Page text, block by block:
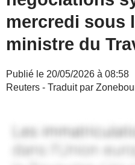
mercredi sous
ministre du
Publié le 20/05/2026 à 08:58
Reuters - Traduit par